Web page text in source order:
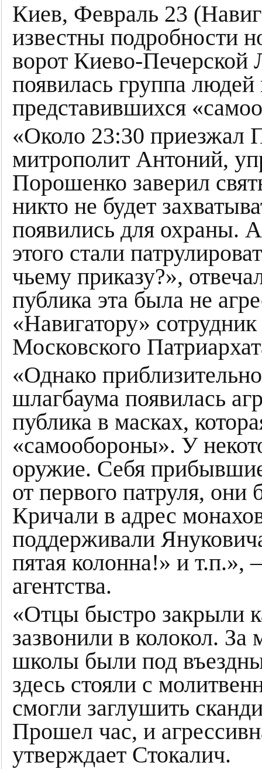
Киев, Февраль 23
известны подробности
ворот Киево-Печерской
появилась группа
представившихся
«Около 23:30 приезжал
митрополит Антоний,
Порошенко заверил
никто не будет
появились для охраны.
этого стали
чьему приказу?»,
публика эта была не
«Навигатору»
Московского
«Однако
шлагбаума появилась
публика в масках,
«самообороны». У
оружие. Себя
от первого патруля,
Кричали в адрес
поддерживали
пятая колонна!» и
агентства.
«Отцы быстро закрыли
зазвонили в колокол.
школы были под
здесь стояли с
смогли заглушить
Прошел час, и
утверждает Стокалич.